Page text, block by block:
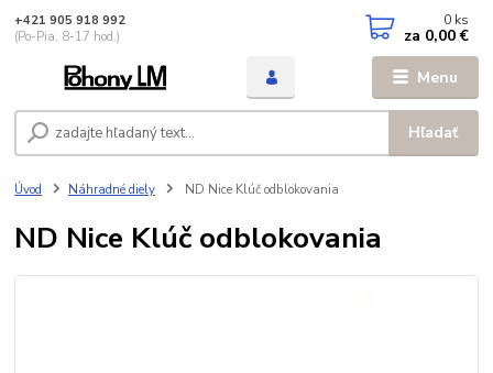
Menu
Hľadať
+421 905 918 992
(Po-Pia, 8-17 hod.)
0 ks
za 0,00 €
Úvod Náhradné diely ND Nice Klúč odblokovania
ND Nice Klúč odblokovania